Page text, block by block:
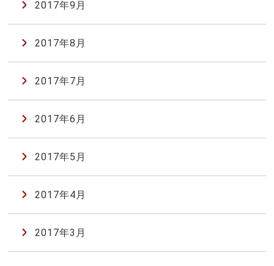
2017年9月
2017年8月
2017年7月
2017年6月
2017年5月
2017年4月
2017年3月